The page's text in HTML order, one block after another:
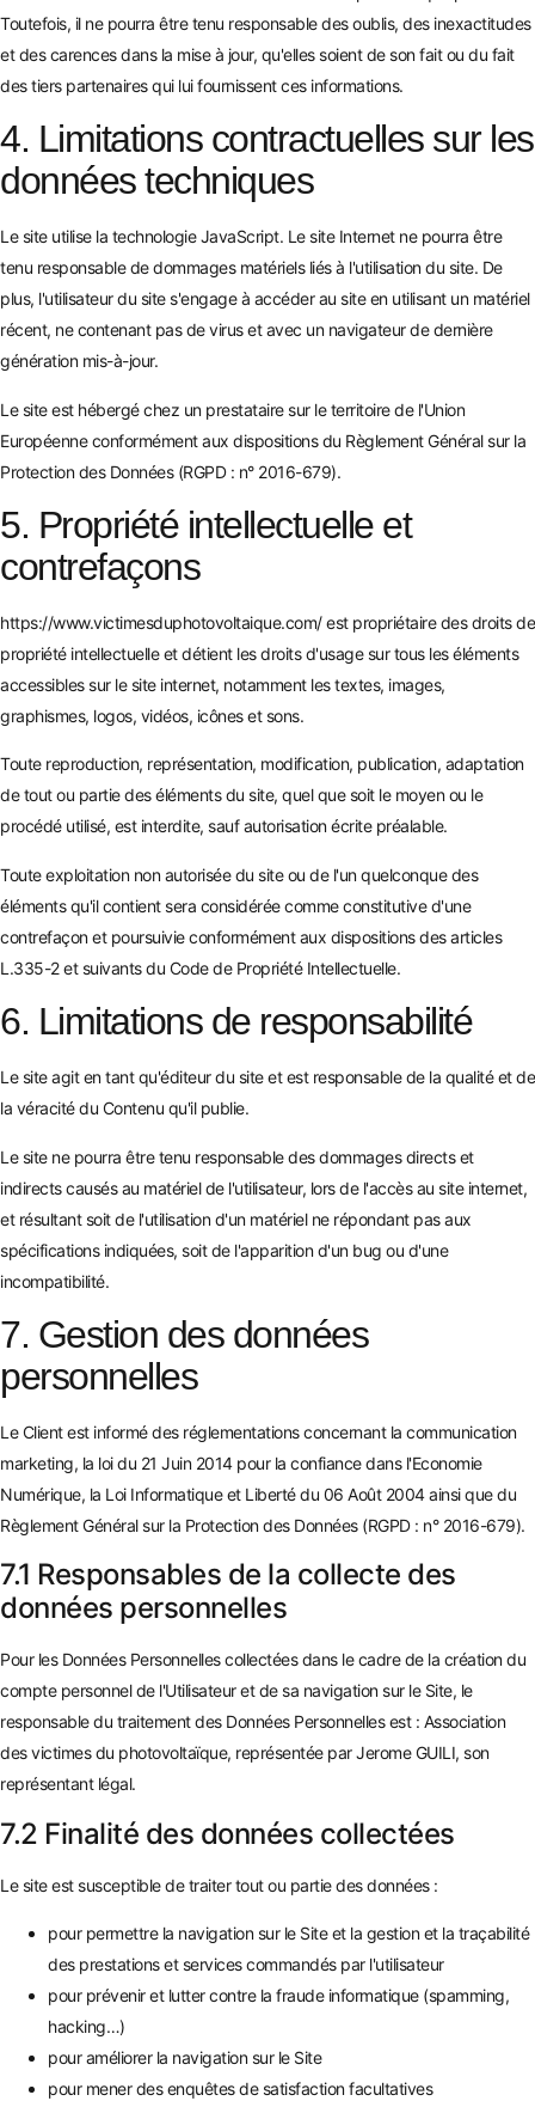
Toutefois, il ne pourra être tenu responsable des oublis, des inexactitudes
et des carences dans la mise à jour, qu'elles soient de son fait ou du fait
des tiers partenaires qui lui fournissent ces informations.
4. Limitations contractuelles sur les
données techniques
Le site utilise la technologie JavaScript. Le site Internet ne pourra être
tenu responsable de dommages matériels liés à l'utilisation du site. De
plus, l'utilisateur du site s'engage à accéder au site en utilisant un matériel
récent, ne contenant pas de virus et avec un navigateur de dernière
génération mis-à-jour.
Le site est hébergé chez un prestataire sur le territoire de l'Union
Européenne conformément aux dispositions du Règlement Général sur la
Protection des Données (RGPD : n° 2016-679).
5. Propriété intellectuelle et
contrefaçons
https://www.victimesduphotovoltaique.com/est propriétaire des droits de
propriété intellectuelle et détient les droits d'usage sur tous les éléments
accessibles sur le site internet, notamment les textes, images,
graphismes, logos, vidéos, icônes et sons.
Toute reproduction, représentation, modification, publication, adaptation
de tout ou partie des éléments du site, quel que soit le moyen ou le
procédé utilisé, est interdite, sauf autorisation écrite préalable.
Toute exploitation non autorisée du site ou de l'un quelconque des
éléments qu'il contient sera considérée comme constitutive d'une
contrefaçon et poursuivie conformément aux dispositions des articles
L.335-2 et suivants du Code de Propriété Intellectuelle.
6. Limitations de responsabilité
Le site agit en tant qu'éditeur du site et est responsable de la qualité et de
la véracité du Contenu qu'il publie.
Le site ne pourra être tenu responsable des dommages directs et
indirects causés au matériel de l'utilisateur, lors de l'accès au site internet,
et résultant soit de l'utilisation d'un matériel ne répondant pas aux
spécifications indiquées, soit de l'apparition d'un bug ou d'une
incompatibilité.
7. Gestion des données
personnelles
Le Client est informé des réglementations concernant la communication
marketing, la loi du 21 Juin 2014 pour la confiance dans l'Economie
Numérique, la Loi Informatique et Liberté du 06 Août 2004 ainsi que du
Règlement Général sur la Protection des Données (RGPD : n° 2016-679).
7.1 Responsables de la collecte des
données personnelles
Pour les Données Personnelles collectées dans le cadre de la création du
compte personnel de l'Utilisateur et de sa navigation sur le Site, le
responsable du traitement des Données Personnelles est : Association
des victimes du photovoltaïque, représentée par Jerome GUILI, son
représentant légal.
7.2 Finalité des données collectées
Le site est susceptible de traiter tout ou partie des données :
pour permettre la navigation sur le Site et la gestion et la traçabilité
des prestations et services commandés par l'utilisateur
pour prévenir et lutter contre la fraude informatique (spamming,
hacking…)
pour améliorer la navigation sur le Site
pour mener des enquêtes de satisfaction facultatives